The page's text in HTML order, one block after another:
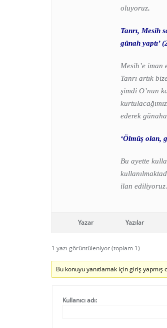
oluyoruz.
Tanrı, Mesih
günah yaptı’
Mesih’e iman
Tanrı artık
şimdi O’nun
ederek
‘Ölmüş olan,
Bu ayette
ilan ediliyoruz.
Yazar Yazılar
1 yazı görüntüleniyor (toplam 1)
Bu konuyu yanıtlamak için giriş yapmış
Kullanıcı adı: